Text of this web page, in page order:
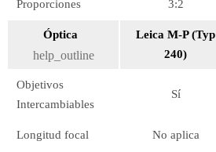
Proporciones 3:2
Óptica
help_outline
Leica M-P (Typ
240)
Objetivos
Intercambiables
Sí
Longitud focal No aplica